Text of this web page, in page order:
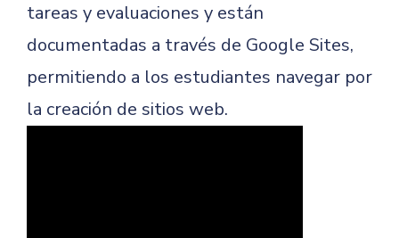
tareas y evaluaciones y están
documentadas a través de Google Sites,
permitiendo a los estudiantes navegar por
la creación de sitios web.